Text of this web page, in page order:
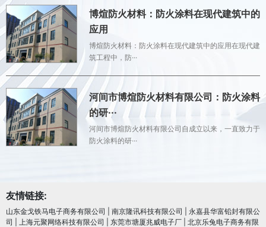
博煊防火材料：防火涂料在现代建筑中的
应用
博煊防火材料：防火涂料在现代建筑中的应用在现代建
筑工程中，防···
河间市博煊防火材料有限公司：防火涂料
的研···
河间市博煊防火材料有限公司自成立以来，一直致力于
防火涂料的研···
友情链接:
山东金戈铁马电子商务有限公司 南京隆讯科技有限公司
永嘉县华富铅封有限公
司
上海元聚网络科技有限公司 东莞市塘厦兆威电子厂
北京乐兔电子商务有限